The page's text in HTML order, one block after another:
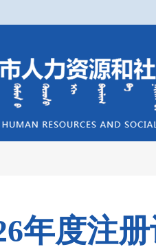
年度注